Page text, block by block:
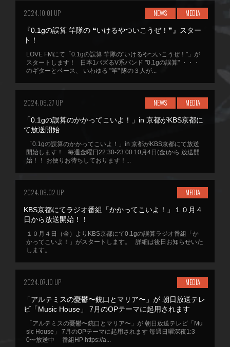
2024.10.01 UP NEWS MEDIA
『0.1gの誤算 竿隊の ❝いけるやついこうぜ！❞』スター
ト！
LOVE FMにて「0.1gの誤算 竿隊の"いけるやついこうぜ！"」が
スタートします！ 日本1バズるV系バンド "0.1gの誤算" ・・・
のギターとベース、 いわゆる "竿" 隊の３人が...
2024.09.27 UP NEWS MEDIA
「0.1gの誤算のかかってこいよ！」in 京都がKBS京都に
て放送開始
「0.1gの誤算のかかってこいよ！」in 京都がKBS京都にて放送
開始します！ 毎週金曜日22:30-23:00 10月4日(金)から 放送開
始！！ お便りお待ちしております！...
2024.09.02 UP MEDIA
KBS京都にてラジオ番組「かかってこいよ！」１０月４
日から放送開始！！
１０月４日（金）よりKBS京都にて0.1gの誤算ラジオ番組「か
かってこいよ！」がスタートします。 詳細は後日お知らせいた
します。
2024.07.10 UP MEDIA
「アルテミスの憂鬱〜銃口とマリア〜」が 朝日放送テレ
ビ「Music House」 7月のOPテーマに起用されます
「アルテミスの憂鬱〜銃口とマリア〜」が 朝日放送テレビ「Mu
sic House」 7月のOPテーマに起用されます 毎週日曜深夜1:3
0〜放送中 番組HP https://a...